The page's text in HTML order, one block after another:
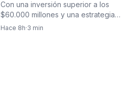
seguridad hídrica
Con una inversión superior a los
$60.000 millones y una estrategia
integral que combina…
Hace 8h·3 min